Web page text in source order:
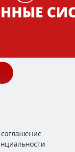
соглашение